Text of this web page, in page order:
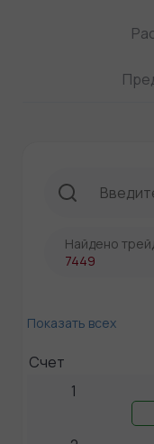
Найдено
7449
Показать всех
Счет
1